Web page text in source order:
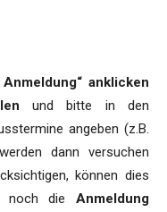
anklicken
und bitte in den
angeben (z.B.
dann versuchen
können dies
noch die Anmeldung